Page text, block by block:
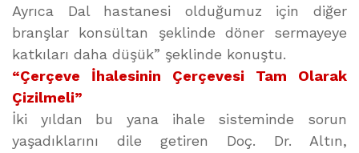
Ayrıca Dal hastanesi olduğumuz için diğer
branşlar konsültan şeklinde döner sermayeye
katkıları daha düşük” şeklinde konuştu.
“Çerçeve İhalesinin Çerçevesi Tam Olarak
Çizilmeli”
İki yıldan bu yana ihale sisteminde sorun
yaşadıklarını dile getiren Doç. Dr. Altın,